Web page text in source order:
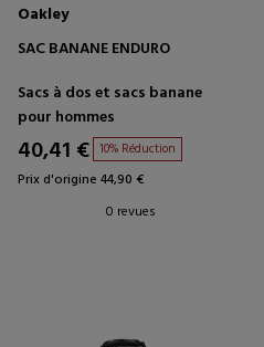
Oakley
SAC BANANE ENDURO
Sacs à dos et sacs banane
pour hommes
40,41 € 10% Réduction
Prix d'origine 44,90 €
0 revues